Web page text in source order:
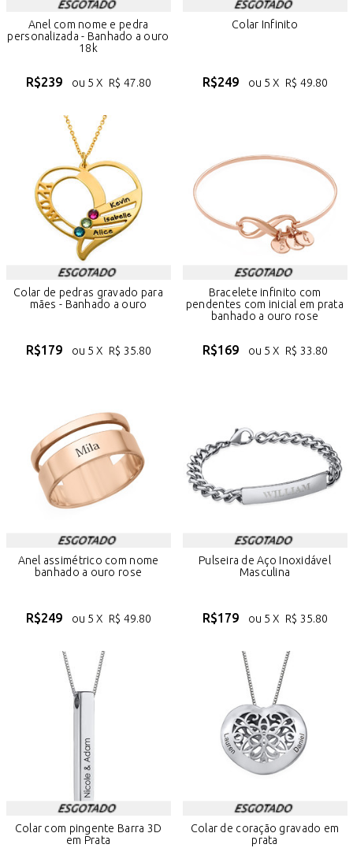
Anel com nome e pedra
personalizada - Banhado a ouro
18k
R$239 ou 5 X R$ 47.80
Colar Infinito
R$249 ou 5 X R$ 49.80
Colar de pedras gravado para
mães - Banhado a ouro
R$179 ou 5 X R$ 35.80
Bracelete infinito com
pendentes com inicial em prata
banhado a ouro rose
R$169 ou 5 X R$ 33.80
Anel assimétrico com nome
banhado a ouro rose
R$249 ou 5 X R$ 49.80
Pulseira de Aço Inoxidável
Masculina
R$179 ou 5 X R$ 35.80
Colar com pingente Barra 3D
em Prata
Colar de coração gravado em
prata